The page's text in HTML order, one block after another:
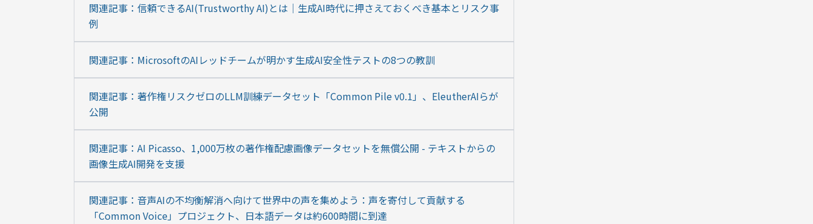
関連記事：信頼できるAI(Trustworthy AI)とは｜生成AI時代に押さえておくべき基本とリスク事
例
関連記事：MicrosoftのAIレッドチームが明かす生成AI安全性テストの8つの教訓
関連記事：著作権リスクゼロのLLM訓練データセット「Common Pile v0.1」、EleutherAIらが
公開
関連記事：AI Picasso、1,000万枚の著作権配慮画像データセットを無償公開 - テキストからの
画像生成AI開発を支援
関連記事：音声AIの不均衡解消へ向けて世界中の声を集めよう：声を寄付して貢献する
「Common Voice」プロジェクト、日本語データは約600時間に到達